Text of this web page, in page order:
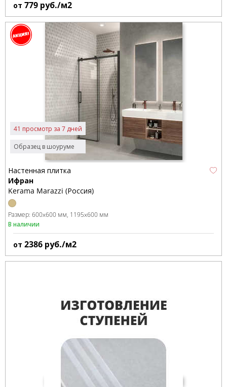
от 779 руб./м2
Образец в шоуруме
41 просмотр за 7 дней
Настенная плитка
Ифран
Kerama Marazzi (Россия)
Размер: 600x600 мм 1195x600 мм
В наличии
от 2386 руб./м2